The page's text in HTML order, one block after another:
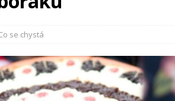
se chystá